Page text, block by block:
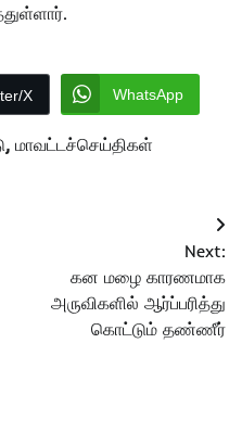
X WhatsApp
, மாவட்டச்செய்திகள்
Next:
கன மழை காரணமாக
அருவிகளில் ஆர்ப்பரித்து
கொட்டும் தண்ணீர்